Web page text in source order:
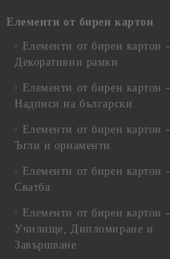
Елементи от бирен картон
Елементи от бирен картон -
Декоративни рамки
Елементи от бирен картон -
Надписи на български
Елементи от бирен картон -
Ъгли и орнаменти
Елементи от бирен картон -
Сватба
Елементи от бирен картон -
Училище, Дипломиране и
Завършване